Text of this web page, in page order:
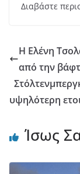
Διαβάστε
Η Ελένη
από την
υψηλότερη
Ίσως